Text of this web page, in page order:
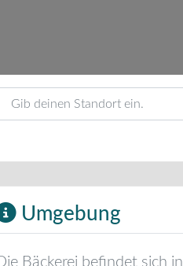
Umgebung
Die Bäckerei befindet sich in